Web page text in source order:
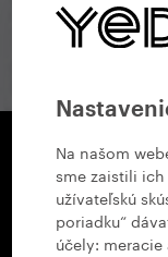
Na našom
sme zaistili
užívateľskú
poriadku“
účely:
+420